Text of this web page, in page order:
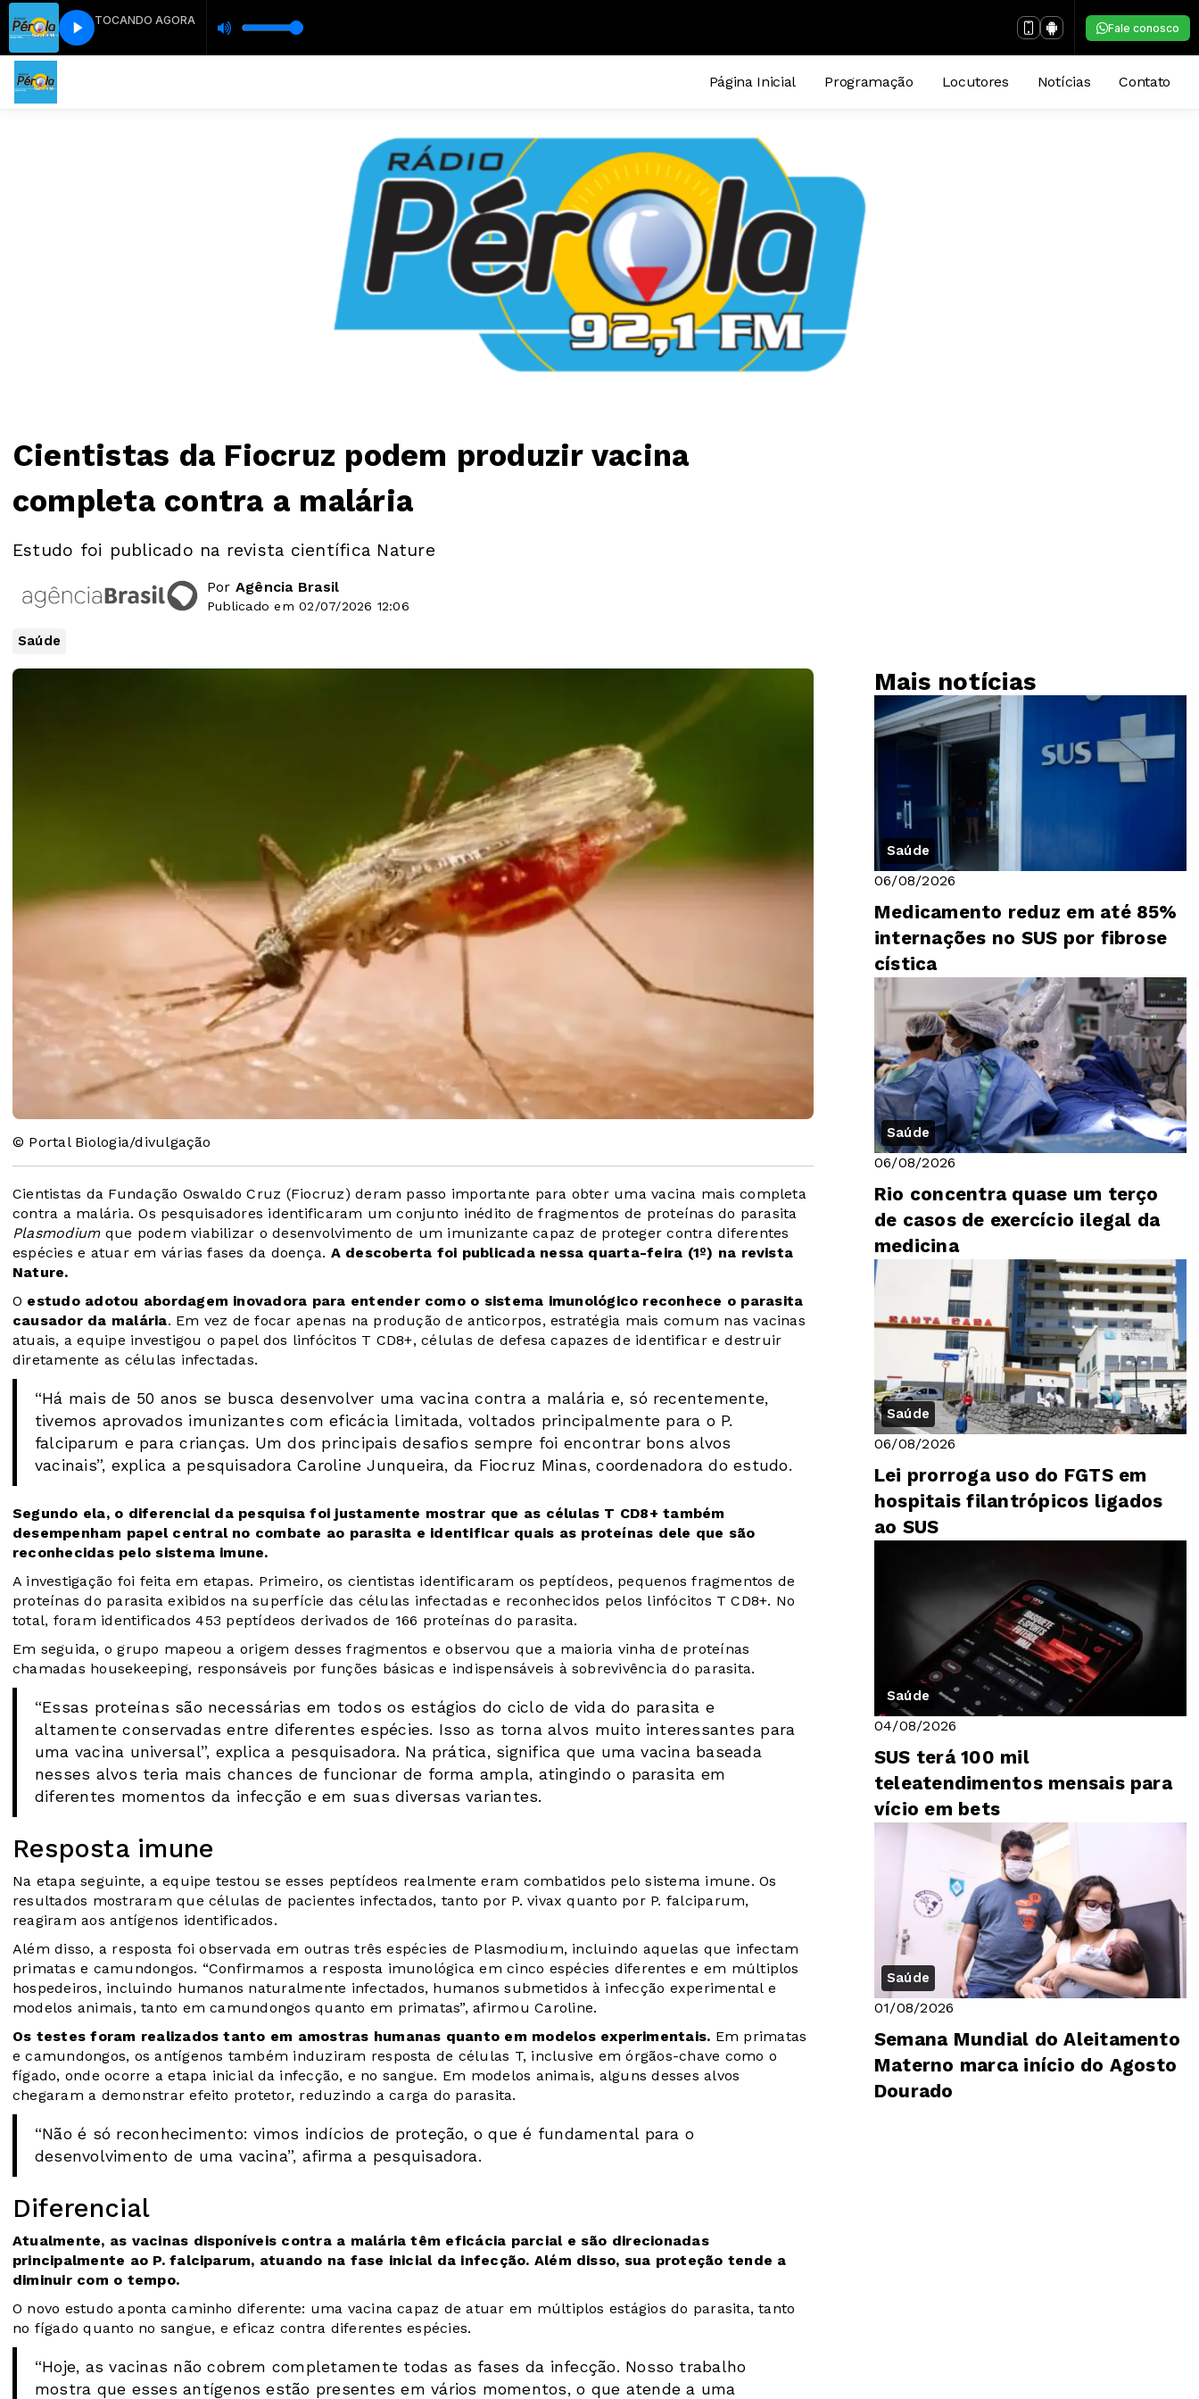
TOCANDO AGORA
Fale conosco
Página Inicial Programação Locutores Notícias Contato
Cientistas da Fiocruz podem produzir vacina
completa contra a malária
Estudo foi publicado na revista científica Nature
Por Agência Brasil
Publicado em 02/07/2026 12:06
Saúde
© Portal Biologia/divulgação
Cientistas da Fundação Oswaldo Cruz (Fiocruz) deram passo importante para obter uma vacina mais completa
contra a malária. Os pesquisadores identificaram um conjunto inédito de fragmentos de proteínas do parasita
Plasmodiumque podem viabilizar o desenvolvimento de um imunizante capaz de proteger contra diferentes
espécies e atuar em várias fases da doença. A descoberta foi publicada nessa quarta-feira (1º) na revista
Nature.
O estudo adotou abordagem inovadora para entender como o sistema imunológico reconhece o parasita
causador da malária. Em vez de focar apenas na produção de anticorpos, estratégia mais comum nas vacinas
atuais, a equipe investigou o papel dos linfócitos T CD8+, células de defesa capazes de identificar e destruir
diretamente as células infectadas.
“Há mais de 50 anos se busca desenvolver uma vacina contra a malária e, só recentemente,
tivemos aprovados imunizantes com eficácia limitada, voltados principalmente para o P.
falciparum e para crianças. Um dos principais desafios sempre foi encontrar bons alvos
vacinais”, explica a pesquisadora Caroline Junqueira, da Fiocruz Minas, coordenadora do estudo.
Segundo ela, o diferencial da pesquisa foi justamente mostrar que as células T CD8+ também
desempenham papel central no combate ao parasita e identificar quais as proteínas dele que são
reconhecidas pelo sistema imune.
A investigação foi feita em etapas. Primeiro, os cientistas identificaram os peptídeos, pequenos fragmentos de
proteínas do parasita exibidos na superfície das células infectadas e reconhecidos pelos linfócitos T CD8+. No
total, foram identificados 453 peptídeos derivados de 166 proteínas do parasita.
Em seguida, o grupo mapeou a origem desses fragmentos e observou que a maioria vinha de proteínas
chamadas housekeeping, responsáveis por funções básicas e indispensáveis à sobrevivência do parasita.
“Essas proteínas são necessárias em todos os estágios do ciclo de vida do parasita e
altamente conservadas entre diferentes espécies. Isso as torna alvos muito interessantes para
uma vacina universal”, explica a pesquisadora. Na prática, significa que uma vacina baseada
nesses alvos teria mais chances de funcionar de forma ampla, atingindo o parasita em
diferentes momentos da infecção e em suas diversas variantes.
Resposta imune
Na etapa seguinte, a equipe testou se esses peptídeos realmente eram combatidos pelo sistema imune. Os
resultados mostraram que células de pacientes infectados, tanto por P. vivax quanto por P. falciparum,
reagiram aos antígenos identificados.
Além disso, a resposta foi observada em outras três espécies de Plasmodium, incluindo aquelas que infectam
primatas e camundongos. “Confirmamos a resposta imunológica em cinco espécies diferentes e em múltiplos
hospedeiros, incluindo humanos naturalmente infectados, humanos submetidos à infecção experimental e
modelos animais, tanto em camundongos quanto em primatas”, afirmou Caroline.
Os testes foram realizados tanto em amostras humanas quanto em modelos experimentais. Em primatas
e camundongos, os antígenos também induziram resposta de células T, inclusive em órgãos-chave como o
fígado, onde ocorre a etapa inicial da infecção, e no sangue. Em modelos animais, alguns desses alvos
chegaram a demonstrar efeito protetor, reduzindo a carga do parasita.
“Não é só reconhecimento: vimos indícios de proteção, o que é fundamental para o
desenvolvimento de uma vacina”, afirma a pesquisadora.
Diferencial
Atualmente, as vacinas disponíveis contra a malária têm eficácia parcial e são direcionadas
principalmente ao P. falciparum, atuando na fase inicial da infecção. Além disso, sua proteção tende a
diminuir com o tempo.
O novo estudo aponta caminho diferente: uma vacina capaz de atuar em múltiplos estágios do parasita, tanto
no fígado quanto no sangue, e eficaz contra diferentes espécies.
“Hoje, as vacinas não cobrem completamente todas as fases da infecção. Nosso trabalho
mostra que esses antígenos estão presentes em vários momentos, o que atende a uma
Mais notícias
Saúde
06/08/2026
Medicamento reduz em até 85%
internações no SUS por fibrose
cística
Saúde
06/08/2026
Rio concentra quase um terço
de casos de exercício ilegal da
medicina
Saúde
06/08/2026
Lei prorroga uso do FGTS em
hospitais filantrópicos ligados
ao SUS
Saúde
04/08/2026
SUS terá 100 mil
teleatendimentos mensais para
vício em bets
Saúde
01/08/2026
Semana Mundial do Aleitamento
Materno marca início do Agosto
Dourado